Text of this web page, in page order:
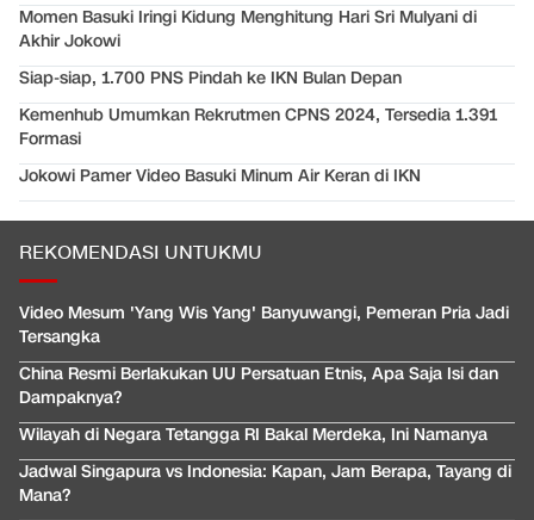
Momen Basuki Iringi Kidung Menghitung Hari Sri Mulyani di
Akhir Jokowi
Siap-siap, 1.700 PNS Pindah ke IKN Bulan Depan
Kemenhub Umumkan Rekrutmen CPNS 2024, Tersedia 1.391
Formasi
Jokowi Pamer Video Basuki Minum Air Keran di IKN
REKOMENDASI UNTUKMU
Video Mesum 'Yang Wis Yang' Banyuwangi, Pemeran Pria Jadi
Tersangka
China Resmi Berlakukan UU Persatuan Etnis, Apa Saja Isi dan
Dampaknya?
Wilayah di Negara Tetangga RI Bakal Merdeka, Ini Namanya
Jadwal Singapura vs Indonesia: Kapan, Jam Berapa, Tayang di
Mana?